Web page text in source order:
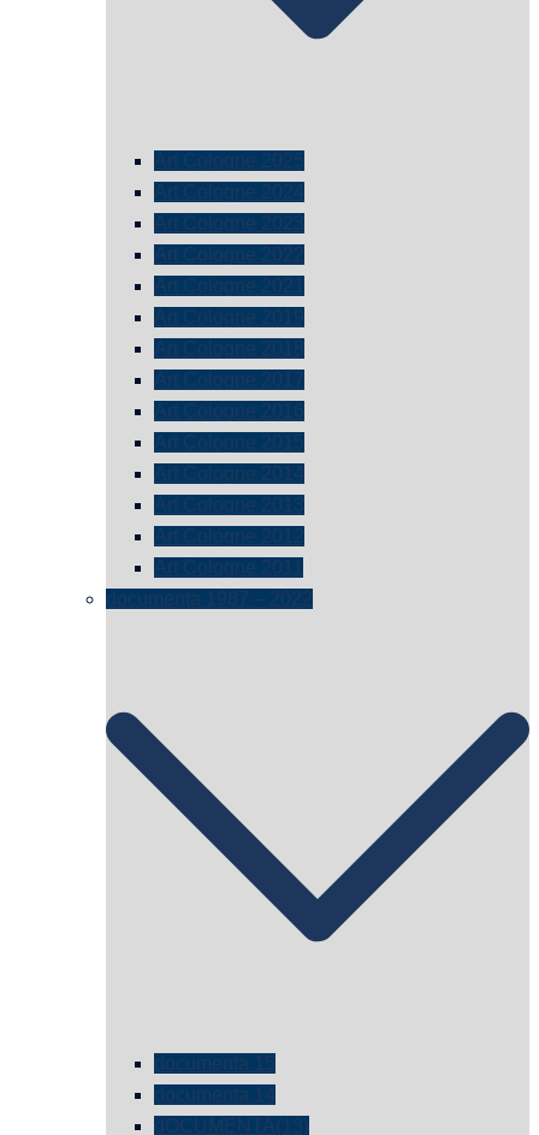
Art Cologne 2025
Art Cologne 2024
Art Cologne 2023
Art Cologne 2022
Art Cologne 2021
Art Cologne 2019
Art Cologne 2018
Art Cologne 2017
Art Cologne 2016
Art Cologne 2015
Art Cologne 2014
Art Cologne 2013
Art Cologne 2012
Art Cologne 2011
documenta 1987 – 2022
documenta 15
documenta 14
dOCUMENTA(13)